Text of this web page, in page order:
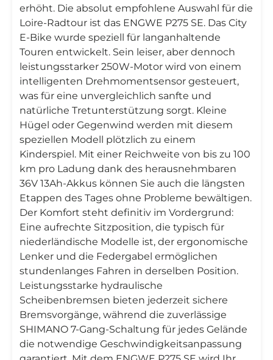
erhöht. Die absolut empfohlene Auswahl für die
Loire-Radtour ist das ENGWE P275 SE. Das City
E-Bike wurde speziell für langanhaltende
Touren entwickelt. Sein leiser, aber dennoch
leistungsstarker 250W-Motor wird von einem
intelligenten Drehmomentsensor gesteuert,
was für eine unvergleichlich sanfte und
natürliche Tretunterstützung sorgt. Kleine
Hügel oder Gegenwind werden mit diesem
speziellen Modell plötzlich zu einem
Kinderspiel. Mit einer Reichweite von bis zu 100
km pro Ladung dank des herausnehmbaren
36V 13Ah-Akkus können Sie auch die längsten
Etappen des Tages ohne Probleme bewältigen.
Der Komfort steht definitiv im Vordergrund:
Eine aufrechte Sitzposition, die typisch für
niederländische Modelle ist, der ergonomische
Lenker und die Federgabel ermöglichen
stundenlanges Fahren in derselben Position.
Leistungsstarke hydraulische
Scheibenbremsen bieten jederzeit sichere
Bremsvorgänge, während die zuverlässige
SHIMANO 7-Gang-Schaltung für jedes Gelände
die notwendige Geschwindigkeitsanpassung